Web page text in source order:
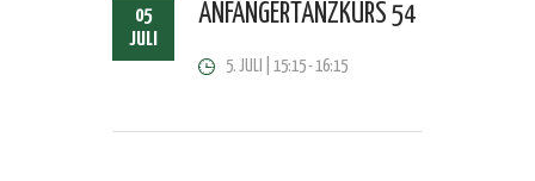
05
JULI
ANFÄNGERTANZKURS 54
5. JULI | 15:15-16:15